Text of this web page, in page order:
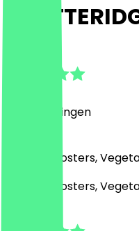
Beoordelingen
Midden-Oosters,
Midden-Oosters,